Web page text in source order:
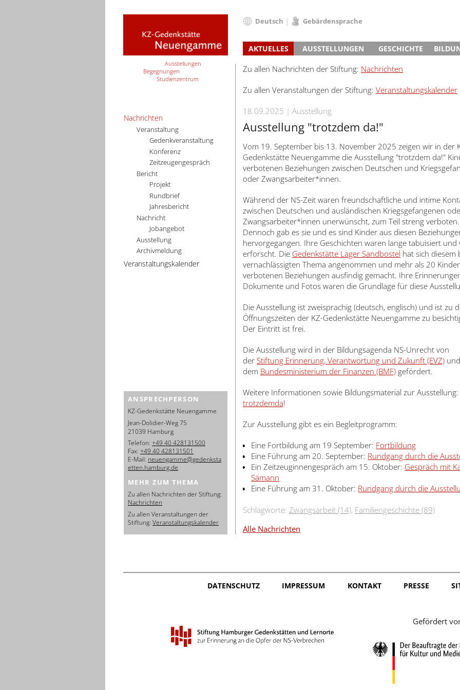
AKTUELLES
AUSSTELLUNGEN
Klinkerwerk
ehem. Walther-Werke
Gefängnismauer
Haus des Gedenkens
Sonderausstellungen
Wanderausstellungen
GESCHICHTE
Die
Das
Gedenkstätte
Totenbuch
Die
Längere Projekte
Kooperationen
Führungen
Deutsch
English
Français
Español
Italiano
Nederlands
Português
Türkçe
Yкраїнський
עברית
العربية
日本語
Gebärdensprache
Zu allen Nachrichten der Stiftung: Nachrichten
Zu allen Veranstaltungen der Stiftung: Veranstaltungskalender
18.09.2025 Ausstellung
Ausstellung "trotzdem da!"
Vom 19. September bis 13. November 2025 zeigen wir in der
Gedenkstätte Neuengamme die Ausstellung "trotzdem da!"
verbotenen Beziehungen zwischen Deutschen und
oder Zwangsarbeiter*innen.
Während der NS-Zeit waren freundschaftliche und intime
zwischen Deutschen und ausländischen Kriegsgefangenen
Zwangsarbeiter*innen unerwünscht, zum Teil streng verboten.
Dennoch gab es sie und es sind Kinder aus diesen
hervorgegangen. Ihre Geschichten waren lange tabuisiert und
erforscht. Die Gedenkstätte Lager Sandbostel hat sich diesem
vernachlässigten Thema angenommen und mehr als 20
verbotenen Beziehungen ausfindig gemacht. Ihre
Dokumente und Fotos waren die Grundlage für diese
Die Ausstellung ist zweisprachig (deutsch, englisch) und ist zu
Öffnungszeiten der KZ-Gedenkstätte Neuengamme zu
Der Eintritt ist frei.
Die Ausstellung wird in der Bildungsagenda NS-Unrecht von
der Stiftung Erinnerung, Verantwortung und Zukunft (EVZ)und
dem Bundesministerium der Finanzen (BMF)gefördert.
Weitere Informationen sowie Bildungsmaterial zur Ausstellung:
trotzdemda!
Zur Ausstellung gibt es ein Begleitprogramm:
Eine Fortbildung am 19 September: Fortbildung
Eine Führung am 20. September: Rundgang durch die
Ein Zeitzeuginnengespräch am 15. Oktober: Gespräch mit
Sämann
Eine Führung am 31. Oktober: Rundgang durch die
Schlagworte: Zwangsarbeit (14), Familiengeschichte (89)
Alle Nachrichten
Ausstellungen
Begegnungen
Studienzentrum
Nachrichten
Veranstaltung
Gedenkveranstaltung
Konferenz
Zeitzeugengespräch
Bericht
Projekt
Rundbrief
Jahresbericht
Nachricht
Jobangebot
Ausstellung
Archivmeldung
Veranstaltungskalender
ANSPRECHPERSON
KZ-Gedenkstätte Neuengamme
Jean-Dolidier-Weg 75
21039 Hamburg
Telefon: +49 40 428131500
Fax: +49 40 428131501
E-Mail: neuengamme@gedenksta
etten.hamburg.de
MEHR ZUM THEMA
Zu allen Nachrichten der Stiftung:
Nachrichten
Zu allen Veranstaltungen der
Stiftung: Veranstaltungskalender
DATENSCHUTZ IMPRESSUM KONTAKT PRESSE
Gefördert